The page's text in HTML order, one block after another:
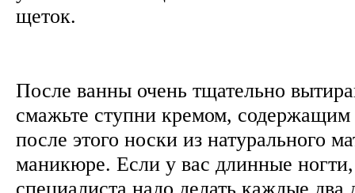
щеток.
После ванны очень тщательно
смажьте ступни кремом, содержащим
после этого носки из натурального
маникюре. Если у вас длинные
специалиста надо делать каждые два